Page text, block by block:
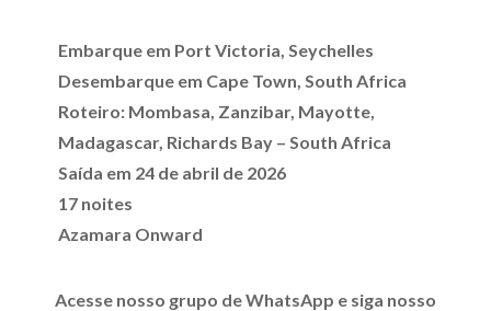
Embarque em Port Victoria, Seychelles
Desembarque em Cape Town, South Africa
Roteiro: Mombasa, Zanzibar, Mayotte,
Madagascar, Richards Bay – South Africa
Saída em 24 de abril de 2026
17 noites
Azamara Onward
Acesse nosso grupo de WhatsApp e siga nosso